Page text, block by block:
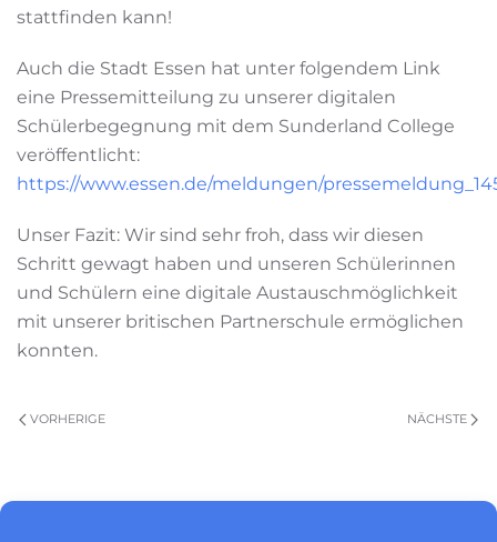
stattfinden kann!
Auch die Stadt Essen hat unter folgendem Link
eine Pressemitteilung zu unserer digitalen
Schülerbegegnung mit dem Sunderland College
veröffentlicht:
https://www.essen.de/meldungen/
Unser Fazit: Wir sind sehr froh, dass wir diesen
Schritt gewagt haben und unseren Schülerinnen
und Schülern eine digitale Austauschmöglichkeit
mit unserer britischen Partnerschule ermöglichen
konnten.
VORHERIGE NÄCHSTE